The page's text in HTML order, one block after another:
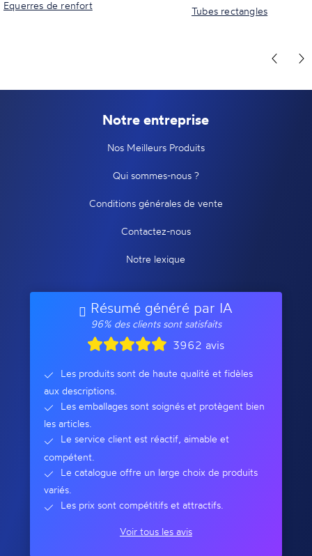
Equerres de renfort
Tubes rectangles
Notre entreprise
Nos Meilleurs Produits
Qui sommes-nous ?
Conditions générales de vente
Contactez-nous
Notre lexique
Résumé généré par IA
96% des clients sont satisfaits
3962 avis
Les produits sont de haute qualité et fidèles
aux descriptions.
Les emballages sont soignés et protègent bien
les articles.
Le service client est réactif, aimable et
compétent.
Le catalogue offre un large choix de produits
variés.
Les prix sont compétitifs et attractifs.
Voir tous les avis